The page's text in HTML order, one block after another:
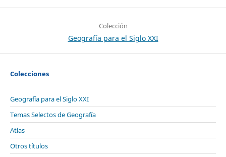
Colección
Geografía para el Siglo XXI
Colecciones
Geografía para el Siglo XXI
Temas Selectos de Geografía
Atlas
Otros títulos